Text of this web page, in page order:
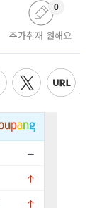
추가취재 원해요
0